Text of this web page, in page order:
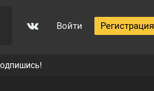
Войти Регистрация